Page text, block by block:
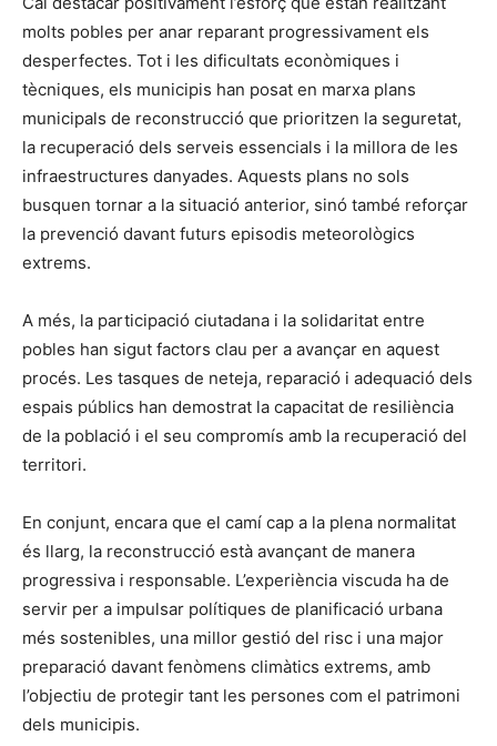
molts pobles per anar reparant progressivament els
desperfectes. Tot i les dificultats econòmiques i
tècniques, els municipis han posat en marxa plans
municipals de reconstrucció que prioritzen la seguretat,
la recuperació dels serveis essencials i la millora de les
infraestructures danyades. Aquests plans no sols
busquen tornar a la situació anterior, sinó també reforçar
la prevenció davant futurs episodis meteorològics
extrems.
A més, la participació ciutadana i la solidaritat entre
pobles han sigut factors clau per a avançar en aquest
procés. Les tasques de neteja, reparació i adequació dels
espais públics han demostrat la capacitat de resiliència
de la població i el seu compromís amb la recuperació del
territori.
En conjunt, encara que el camí cap a la plena normalitat
és llarg, la reconstrucció està avançant de manera
progressiva i responsable. L’experiència viscuda ha de
servir per a impulsar polítiques de planificació urbana
més sostenibles, una millor gestió del risc i una major
preparació davant fenòmens climàtics extrems, amb
l’objectiu de protegir tant les persones com el patrimoni
dels municipis.